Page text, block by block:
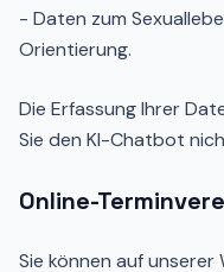
- Daten zum
Orientierung.
Die Erfassung Ihrer
Sie den KI-Chatbot
Online-
Sie können auf unserer